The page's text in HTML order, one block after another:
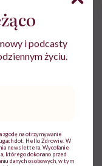
politolożka,
i obserwować
i podcasty
życiu.
zgodę na otrzymywanie
dot. Hello Zdrowie. W
newslettera. Wycofanie
którego dokonano przed
danych osobowych, w tym